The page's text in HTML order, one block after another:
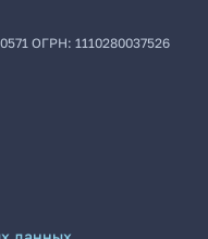
ОГРН: 1110280037526